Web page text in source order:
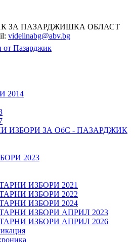
ЗА ПАЗАРДЖИШКА ОБЛАСТ
videlinabg@abv.bg
Пазарджик
2014
ИЗБОРИ ЗА ОбС - ПАЗАРДЖИК
2023
ИЗБОРИ 2021
ИЗБОРИ 2022
ИЗБОРИ 2024
ИЗБОРИ АПРИЛ 2023
ИЗБОРИ АПРИЛ 2026